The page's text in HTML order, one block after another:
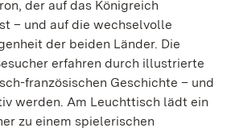
der auf das Königreich
– und auf die wechselvolle
der beiden Länder. Die
erfahren durch illustrierte
französischen Geschichte – und
werden. Am Leuchttisch lädt ein
zu einem spielerischen